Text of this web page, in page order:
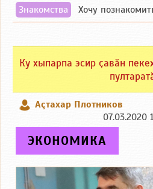
Знакомства Хочу познакомиться с женщиной до 55
Ку хыпарпа эсир ҫавӑн
Аçтахар Плотников
07.03.2020
ЭКОНОМИКА